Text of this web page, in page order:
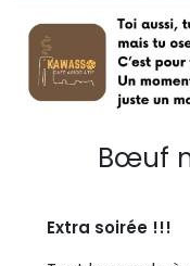
Bœuf
Extra soirée !!!